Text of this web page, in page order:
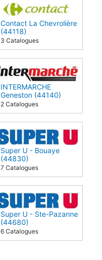
Contact La Chevrolière
(44118)
3 Catalogues
INTERMARCHE
Geneston (44140)
2 Catalogues
Super U - Bouaye
(44830)
7 Catalogues
Super U - Ste-Pazanne
(44680)
6 Catalogues